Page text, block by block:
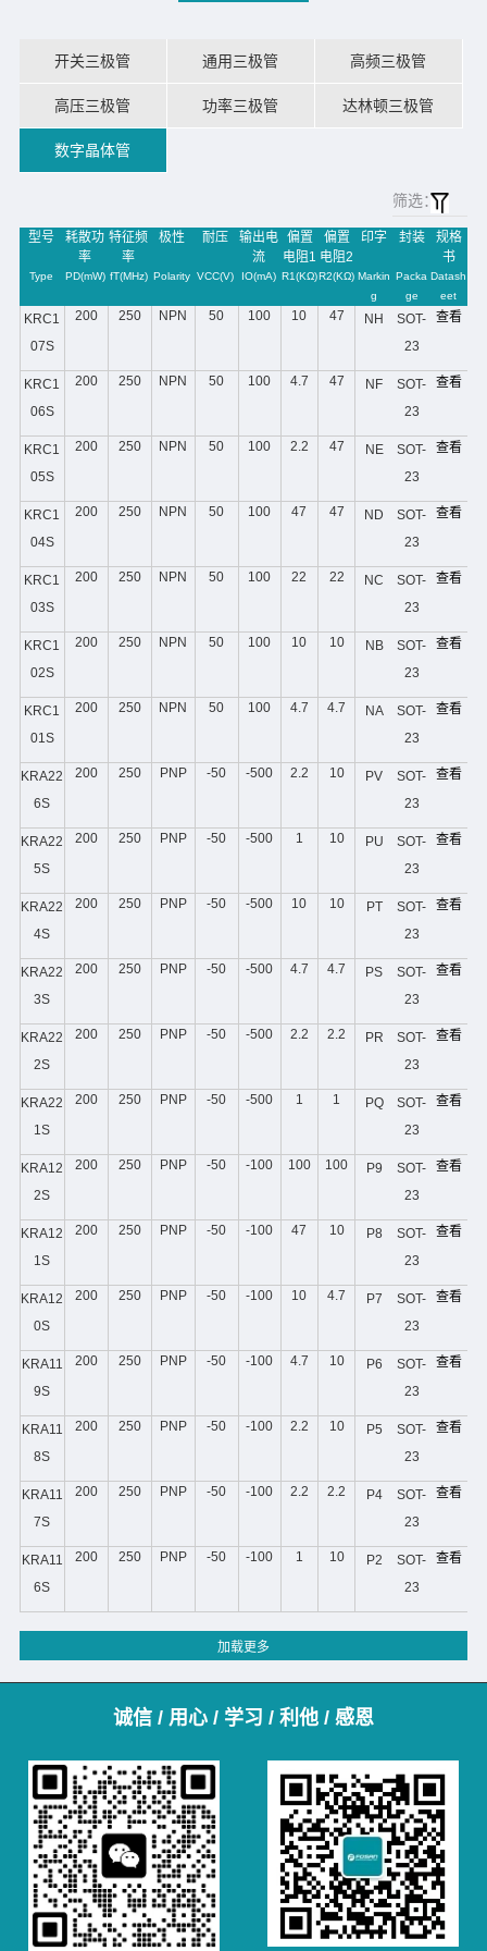
开关三极管 通用三极管 高频三极管
高压三极管 功率三极管 达林顿三极管
数字晶体管
筛选：
型号
耗散功
率
特征频
率
极性 耐压
输出电
流
偏置
电阻1
偏置
电阻2
印字 封装
规格
书
Type PD(mW) fT(MHz) Polarity VCC(V) IO(mA) R1(KΩ)R2(KΩ) Markin
g
Packa
ge
Datash
eet
KRC1
07S
200 250 NPN 50 100 10 47 NH
SOT-
23
查看
KRC1
06S
200 250 NPN 50 100 4.7 47 NF
SOT-
23
查看
KRC1
05S
200 250 NPN 50 100 2.2 47 NE
SOT-
23
查看
KRC1
04S
200 250 NPN 50 100 47 47 ND
SOT-
23
查看
KRC1
03S
200 250 NPN 50 100 22 22 NC
SOT-
23
查看
KRC1
02S
200 250 NPN 50 100 10 10 NB
SOT-
23
查看
KRC1
01S
200 250 NPN 50 100 4.7 4.7 NA
SOT-
23
查看
KRA22
6S
200 250 PNP -50 -500 2.2 10 PV
SOT-
23
查看
KRA22
5S
200 250 PNP -50 -500 1 10 PU
SOT-
23
查看
KRA22
4S
200 250 PNP -50 -500 10 10 PT
SOT-
23
查看
KRA22
3S
200 250 PNP -50 -500 4.7 4.7 PS
SOT-
23
查看
KRA22
2S
200 250 PNP -50 -500 2.2 2.2 PR
SOT-
23
查看
KRA22
1S
200 250 PNP -50 -500 1 1 PQ
SOT-
23
查看
KRA12
2S
200 250 PNP -50 -100 100 100 P9
SOT-
23
查看
KRA12
1S
200 250 PNP -50 -100 47 10 P8
SOT-
23
查看
KRA12
0S
200 250 PNP -50 -100 10 4.7 P7
SOT-
23
查看
KRA11
9S
200 250 PNP -50 -100 4.7 10 P6
SOT-
23
查看
KRA11
8S
200 250 PNP -50 -100 2.2 10 P5
SOT-
23
查看
KRA11
7S
200 250 PNP -50 -100 2.2 2.2 P4
SOT-
23
查看
KRA11
6S
200 250 PNP -50 -100 1 10 P2
SOT-
23
查看
诚信 / 用心 / 学习 / 利他 / 感恩